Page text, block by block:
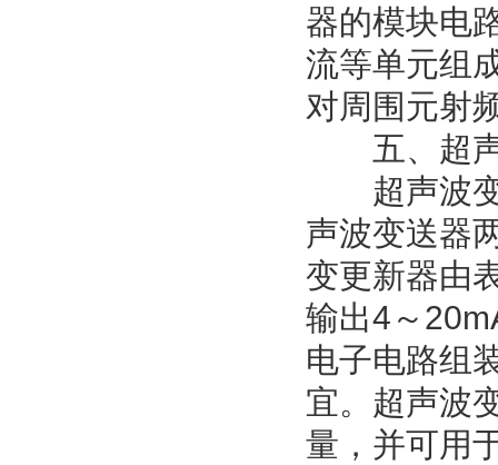
器的模块电
流等单元组
对周围元射
五、超声
超声波变
声波变送器
变更新器由
输出4～
电子电路组
宜。超声波
量，并可用